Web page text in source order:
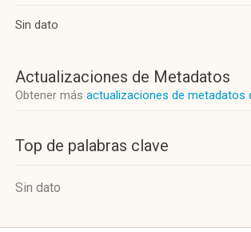
Sin dato
Actualizaciones de Metadatos
Obtener más actualizaciones de metadatos
Top de palabras clave
Sin dato